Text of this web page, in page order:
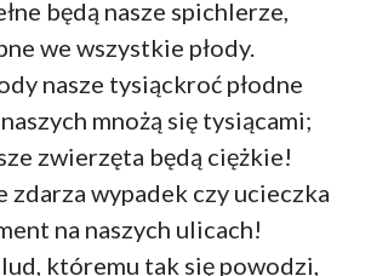
będą nasze spichlerze,
we wszystkie płody.
nasze tysiąckroć płodne
mnożą się tysiącami;
zwierzęta będą ciężkie!
zdarza wypadek czy ucieczka
na naszych ulicach!
któremu tak się powodzi,